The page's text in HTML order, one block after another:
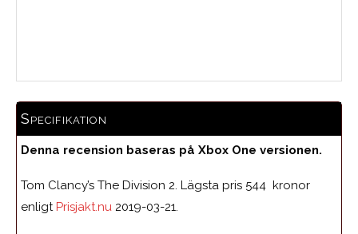
Specifikation
Denna recension baseras på Xbox One versionen.
Tom Clancy’s The Division 2. Lägsta pris 544 kronor
enligt Prisjakt.nu 2019-03-21.